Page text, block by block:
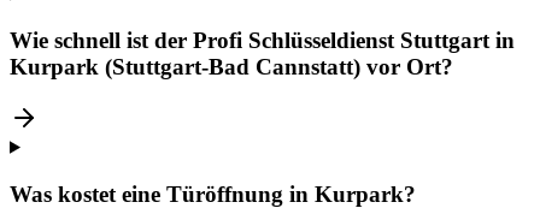
Wie schnell ist der Profi Schlüsseldienst Stuttgart in
Kurpark (Stuttgart-Bad Cannstatt) vor Ort?
Was kostet eine Türöffnung in Kurpark?